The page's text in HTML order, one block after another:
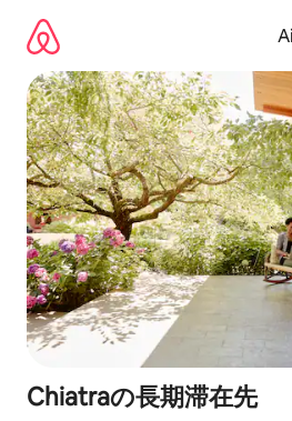
Chiatraの長期滞在先